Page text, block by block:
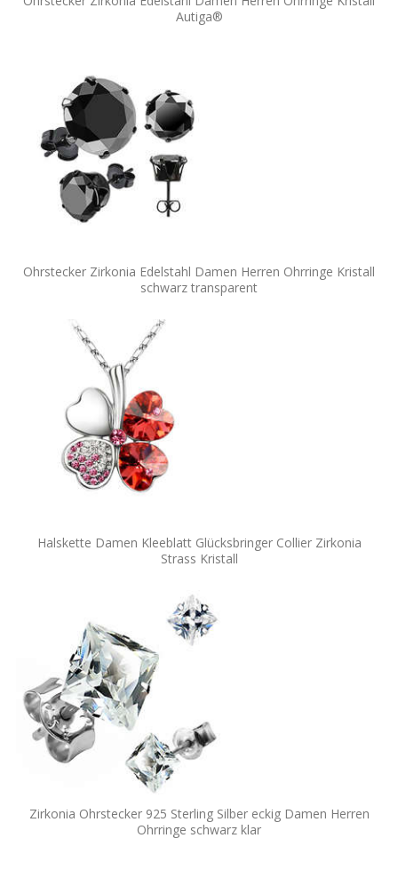
Autiga®
Ohrstecker Zirkonia Edelstahl Damen Herren Ohrringe Kristall
schwarz transparent
Halskette Damen Kleeblatt Glücksbringer Collier Zirkonia
Strass Kristall
Zirkonia Ohrstecker 925 Sterling Silber eckig Damen Herren
Ohrringe schwarz klar